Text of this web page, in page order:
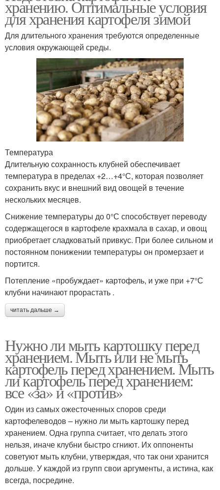
хранению. Оптимальные условия
для хранения картофеля зимой
Для длительного хранения требуются определенные
условия окружающей среды.
Температура
Длительную сохранность клубней обеспечивает
температура в пределах +2…+4°С, которая позволяет
сохранить вкус и внешний вид овощей в течение
нескольких месяцев.
Снижение температуры до 0°С способствует переводу
содержащегося в картофеле крахмала в сахар, и овощ
приобретает сладковатый привкус. При более сильном и
постоянном понижении температуры он промерзает и
портится.
Потепление «пробуждает» картофель, и уже при +7°С
клубни начинают прорастать .
читать дальше →
Нужно ли мыть картошку перед
хранением. Мыть или не мыть
картофель перед хранением. Мыть
ли картофель перед хранением:
все «за» и «против»
Один из самых ожесточенных споров среди
картофелеводов – нужно ли мыть картошку перед
хранением. Одна группа считает, что делать этого
нельзя, иначе клубни быстро сгниют. Их оппоненты
советуют мыть клубни, утверждая, что так они хранится
дольше. У каждой из групп свои аргументы, а истина, как
всегда, посредине.